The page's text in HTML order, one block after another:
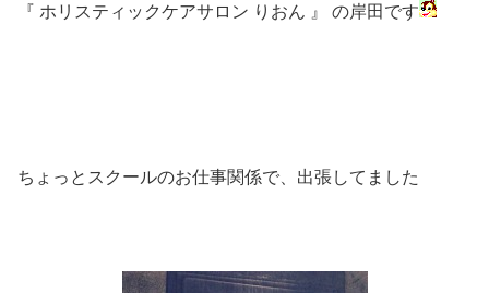
『 ホリスティックケアサロン りおん 』 の岸田です
ちょっとスクールのお仕事関係で、出張してました